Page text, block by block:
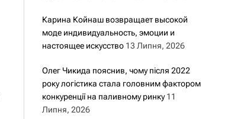
Карина Койнаш возвращает высокой
моде индивидуальность, эмоции и
настоящее искусство 13 Липня, 2026
Олег Чикида пояснив, чому після 2022
року логістика стала головним фактором
конкуренції на паливному ринку 11
Липня, 2026